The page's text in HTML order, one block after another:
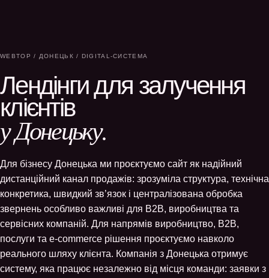
WEBTOP / ДОНЕЦЬК / DIGITAL-СИСТЕМА
Лендінги для залучення
клієнтів
у Донецьку.
Для бізнесу Донецька ми проєктуємо сайт як надійний
дистанційний канал продажів: зрозуміла структура, технічна
конкретика, швидкий зв’язок і централізована обробка
звернень особливо важливі для B2B, виробництва та
сервісних компаній. Для напрямів виробництво, B2B,
послуги та e-commerce рішення проєктуємо навколо
реального шляху клієнта. Компанія з Донецька отримує
систему, яка працює незалежно від місця команди: заявки з